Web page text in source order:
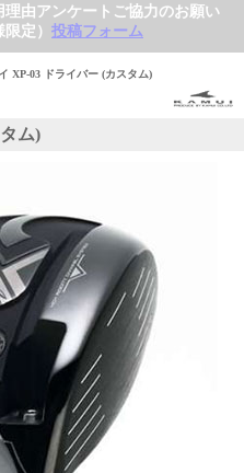
由アンケートご協力のお願い
定） 投稿フォーム
XP-03 ドライバー (カスタム)
ム)